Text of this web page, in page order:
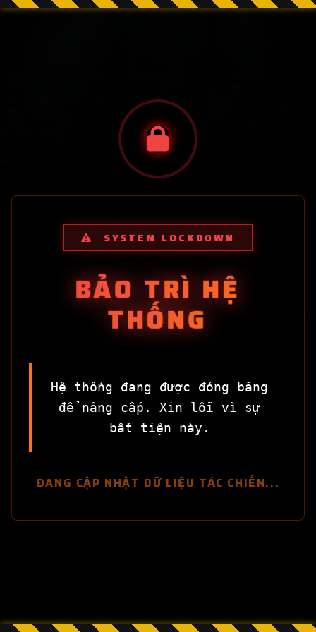
SYSTEM LOCKDOWN
BẢO TRÌ HỆ
THỐNG
Hệ thống đang được đóng băng
để nâng cấp. Xin lỗi vì sự
bất tiện này.
ĐANG CẬP NHẬT DỮ LIỆU TÁC CHIẾN...